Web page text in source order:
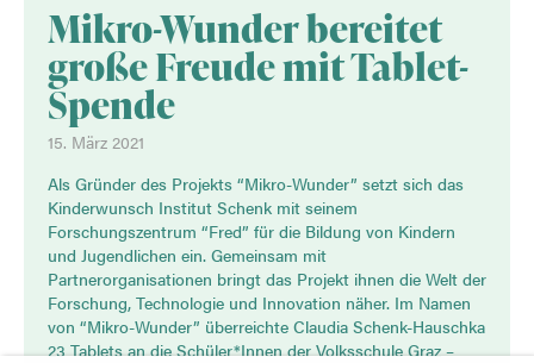
Mikro-Wunder bereitet
große Freude mit Tablet-
Spende
15. März 2021
Als Gründer des Projekts “Mikro-Wunder” setzt sich das
Kinderwunsch Institut Schenk mit seinem
Forschungszentrum “Fred” für die Bildung von Kindern
und Jugendlichen ein. Gemeinsam mit
Partnerorganisationen bringt das Projekt ihnen die Welt der
Forschung, Technologie und Innovation näher. Im Namen
von “Mikro-Wunder” überreichte Claudia Schenk-Hauschka
23 Tablets an die Schüler*Innen der Volksschule Graz –